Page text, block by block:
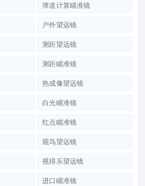
弹道计算瞄准镜
户外望远镜
测距望远镜
测距瞄准镜
热成像望远镜
白光瞄准镜
红点瞄准镜
观鸟望远镜
视得乐望远镜
进口瞄准镜